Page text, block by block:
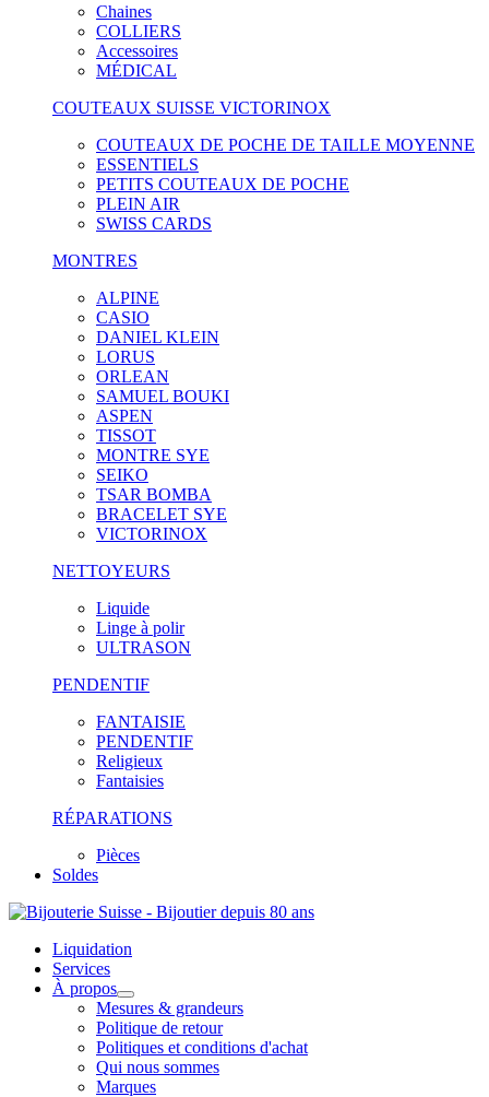
Chaines
COLLIERS
Accessoires
MÉDICAL
COUTEAUX SUISSE VICTORINOX
COUTEAUX DE POCHE DE TAILLE MOYENNE
ESSENTIELS
PETITS COUTEAUX DE POCHE
PLEIN AIR
SWISS CARDS
MONTRES
ALPINE
CASIO
DANIEL KLEIN
LORUS
ORLEAN
SAMUEL BOUKI
ASPEN
TISSOT
MONTRE SYE
SEIKO
TSAR BOMBA
BRACELET SYE
VICTORINOX
NETTOYEURS
Liquide
Linge à polir
ULTRASON
PENDENTIF
FANTAISIE
PENDENTIF
Religieux
Fantaisies
RÉPARATIONS
Pièces
Soldes
Liquidation
Services
À propos
Mesures & grandeurs
Politique de retour
Politiques et conditions d'achat
Qui nous sommes
Marques